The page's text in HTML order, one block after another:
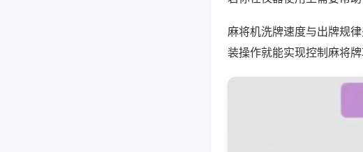
麻将机洗牌速度与出牌规
装操作就能实现控制麻将牌